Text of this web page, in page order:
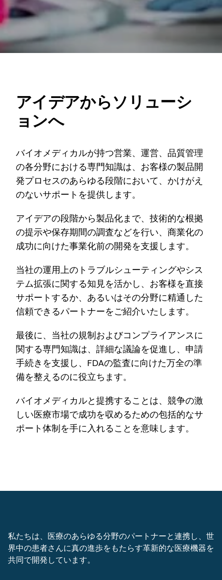
アイデアからソリューシ
ョンへ
バイオメディカルが持つ営業、運営、品質管理
の各分野における専門知識は、お客様の製品開
発プロセスのあらゆる段階において、かけがえ
のないサポートを提供します。
アイデアの段階から製品化まで、技術的な根拠
の提示や保存期間の調査などを行い、商業化の
成功に向けた事業化前の開発を支援します。
当社の運用上のトラブルシューティングやシス
テム拡張に関する知見を活かし、お客様を直接
サポートするか、あるいはその分野に精通した
信頼できるパートナーをご紹介いたします。
最後に、当社の規制およびコンプライアンスに
関する専門知識は、詳細な議論を促進し、申請
手続きを支援し、FDAの監査に向けた万全の準
備を整えるのに役立ちます。
バイオメディカルと提携することは、競争の激
しい医療市場で成功を収めるための包括的なサ
ポート体制を手に入れることを意味します。
私たちは、医療のあらゆる分野のパートナーと連携し、世
界中の患者さんに真の進歩をもたらす革新的な医療機器を
共同で開発しています。